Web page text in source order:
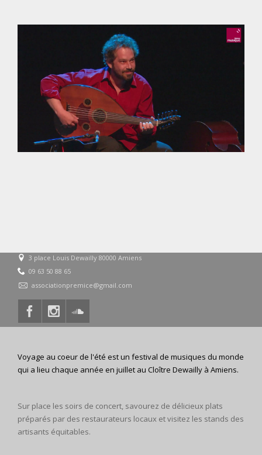
3 place Louis Dewailly 80000 Amiens
09 63 50 88 65
associationpremice@gmail.com
Voyage au coeur de l'été est un festival de musiques du monde
qui a lieu chaque année en juillet au Cloître Dewailly à Amiens.
Sur place les soirs de concert, savourez de délicieux plats
préparés par des restaurateurs locaux et visitez les stands des
artisants équitables.